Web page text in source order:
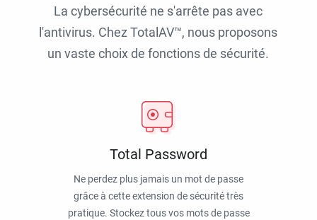
La cybersécurité ne s'arrête pas avec
l'antivirus. Chez TotalAV™, nous proposons
un vaste choix de fonctions de sécurité.
Total Password
Ne perdez plus jamais un mot de passe
grâce à cette extension de sécurité très
pratique. Stockez tous vos mots de passe